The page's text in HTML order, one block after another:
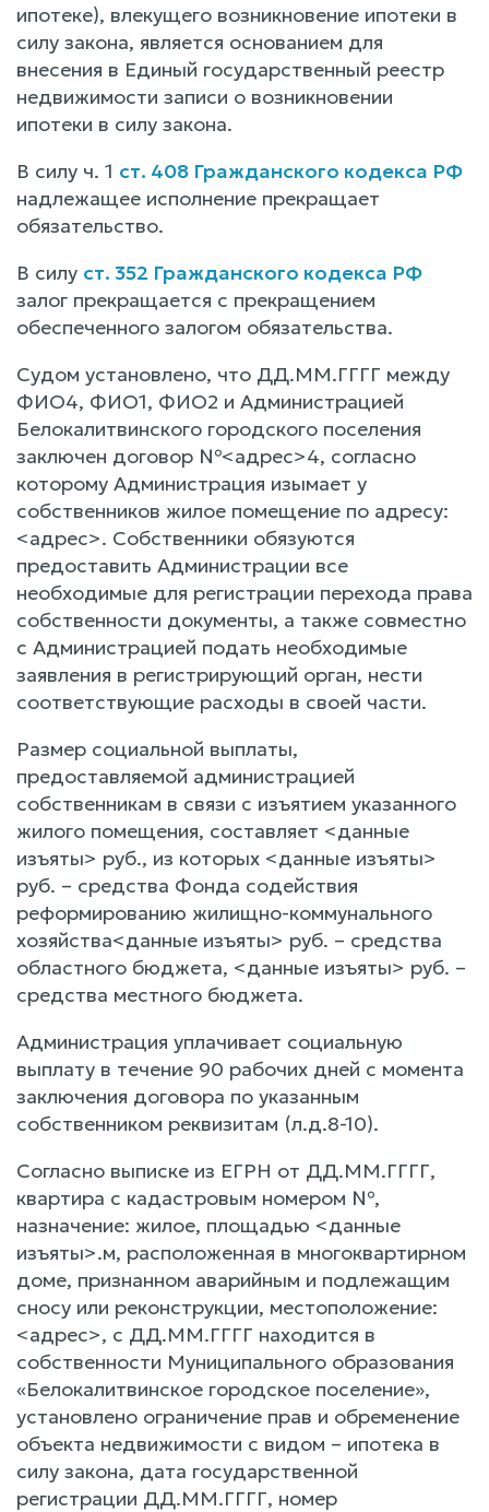
ипотеке), влекущего возникновение ипотеки в
силу закона, является основанием для
внесения в Единый государственный реестр
недвижимости записи о возникновении
ипотеки в силу закона.
В силу ч. 1 ст. 408 Гражданского кодекса РФ
надлежащее исполнение прекращает
обязательство.
В силу ст. 352 Гражданского кодекса РФ
залог прекращается с прекращением
обеспеченного залогом обязательства.
Судом установлено, что ДД.ММ.ГГГГ между
ФИО4, ФИО1, ФИО2 и Администрацией
Белокалитвинского городского поселения
заключен договор №<адрес>4, согласно
которому Администрация изымает у
собственников жилое помещение по адресу:
<адрес>. Собственники обязуются
предоставить Администрации все
необходимые для регистрации перехода права
собственности документы, а также совместно
с Администрацией подать необходимые
заявления в регистрирующий орган, нести
соответствующие расходы в своей части.
Размер социальной выплаты,
предоставляемой администрацией
собственникам в связи с изъятием указанного
жилого помещения, составляет <данные
изъяты> руб., из которых <данные изъяты>
руб. – средства Фонда содействия
реформированию жилищно-коммунального
хозяйства<данные изъяты> руб. – средства
областного бюджета, <данные изъяты> руб. –
средства местного бюджета.
Администрация уплачивает социальную
выплату в течение 90 рабочих дней с момента
заключения договора по указанным
собственником реквизитам (л.д.8-10).
Согласно выписке из ЕГРН от ДД.ММ.ГГГГ,
квартира с кадастровым номером №,
назначение: жилое, площадью <данные
изъяты>.м, расположенная в многоквартирном
доме, признанном аварийным и подлежащим
сносу или реконструкции, местоположение:
<адрес>, с ДД.ММ.ГГГГ находится в
собственности Муниципального образования
«Белокалитвинское городское поселение»,
установлено ограничение прав и обременение
объекта недвижимости с видом – ипотека в
силу закона, дата государственной
регистрации ДД.ММ.ГГГГ, номер